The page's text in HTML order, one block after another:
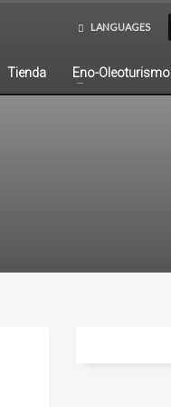
LANGUAGES
Tienda Eno-Oleoturismo